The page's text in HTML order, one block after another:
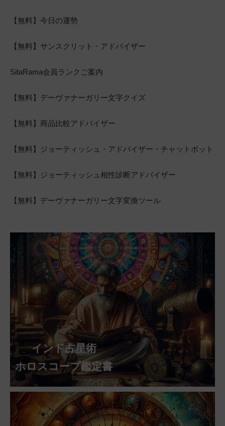
【無料】今日の運勢
【無料】サンスクリット・アドバイザー
SitaRama会員ランクご案内
【無料】デーヴァナーガリー文字クイズ
【無料】商品比較アドバイザー
【無料】ジョーティッシュ・アドバイザー・チャットボット
【無料】ジョーティッシュ相性診断アドバイザー
【無料】デーヴァナーガリー文字変換ツール
インド占星術
ホロスコープ鑑定書